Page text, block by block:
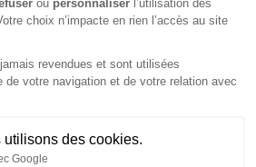
ou personnaliser l’utilisation des
choix n’impacte en rien l’accès au site
revendues et sont utilisées
de votre navigation et de votre relation avec
des cookies.
Google